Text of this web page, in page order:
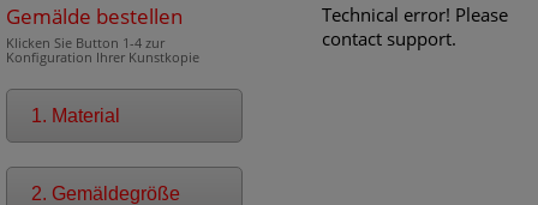
Gemälde bestellen
Klicken Sie Button 1-4 zur
Konfiguration Ihrer Kunstkopie
1. Material
2. Gemäldegröße
Technical error! Please
contact support.